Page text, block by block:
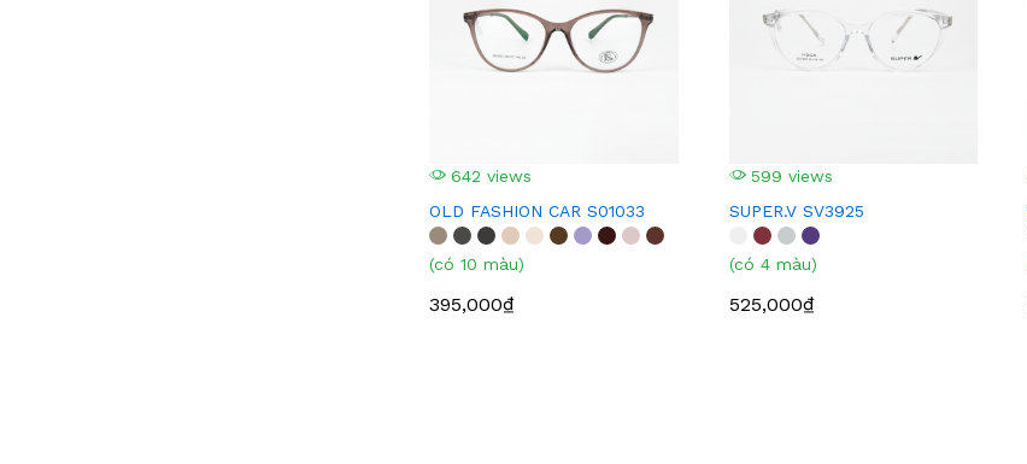
642 views
OLD FASHION CAR S01033
(có 10 màu)
395,000₫
599 views
SUPER.V SV3925
(có 4 màu)
525,000₫